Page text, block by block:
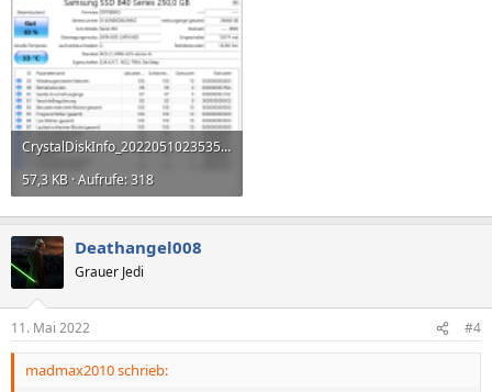
CrystalDiskInfo_20220510235351.png
57,3 KB · Aufrufe: 318
Deathangel008
Grauer Jedi
11. Mai 2022 #4
madmax2010 schrieb: